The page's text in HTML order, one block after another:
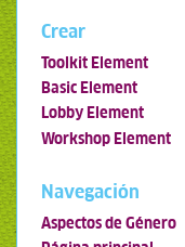
Crear
Toolkit Element
Basic Element
Lobby Element
Workshop Element
Navegación
Aspectos de Género